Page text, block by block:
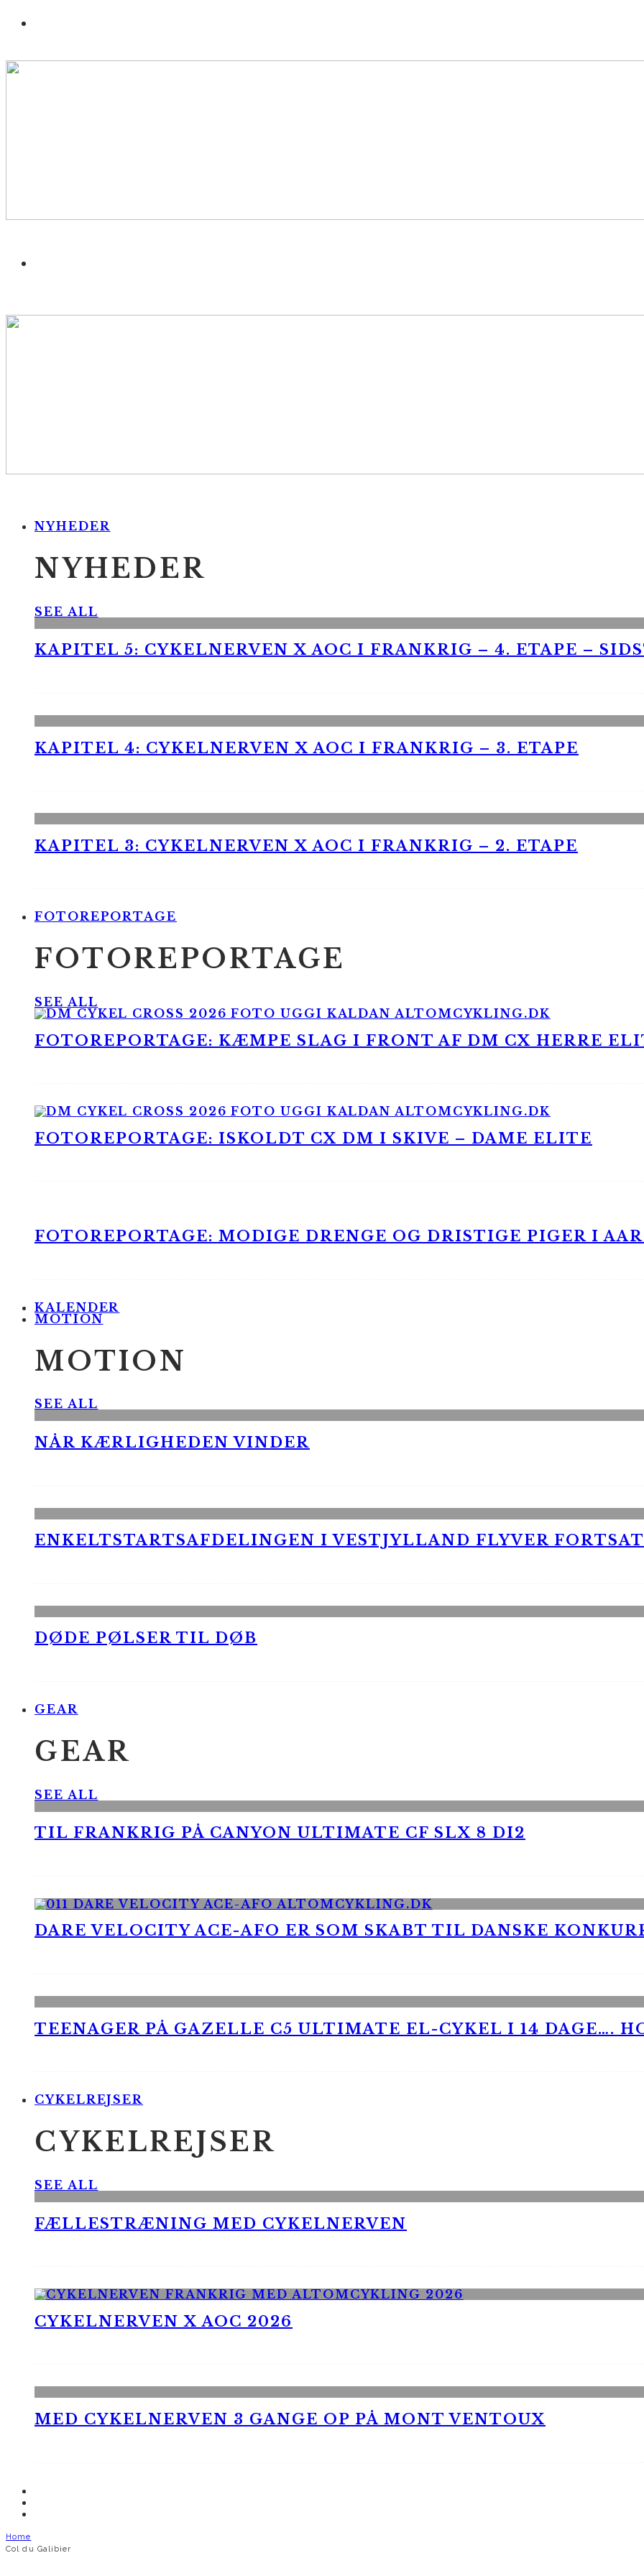
NYHEDER
NYHEDER
SEE ALL
KAPITEL 5: CYKELNERVEN X AOC I FRANKRIG – 4. ETAPE –
KAPITEL 4: CYKELNERVEN X AOC I FRANKRIG – 3. ETAPE
KAPITEL 3: CYKELNERVEN X AOC I FRANKRIG – 2. ETAPE
FOTOREPORTAGE
FOTOREPORTAGE
SEE ALL
FOTOREPORTAGE: KÆMPE SLAG I FRONT AF DM CX HERRE
FOTOREPORTAGE: ISKOLDT CX DM I SKIVE – DAME ELITE
FOTOREPORTAGE: MODIGE DRENGE OG DRISTIGE PIGER I
KALENDER
MOTION
MOTION
SEE ALL
NÅR KÆRLIGHEDEN VINDER
ENKELTSTARTSAFDELINGEN I VESTJYLLAND FLYVER
DØDE PØLSER TIL DØB
GEAR
GEAR
SEE ALL
TIL FRANKRIG PÅ CANYON ULTIMATE CF SLX 8 DI2
DARE VELOCITY ACE-AFO ER SOM SKABT TIL DANSKE
TEENAGER PÅ GAZELLE C5 ULTIMATE EL-CYKEL I 14 DAGE….
CYKELREJSER
CYKELREJSER
SEE ALL
FÆLLESTRÆNING MED CYKELNERVEN
CYKELNERVEN X AOC 2026
MED CYKELNERVEN 3 GANGE OP PÅ MONT VENTOUX
Home
Col du Galibier